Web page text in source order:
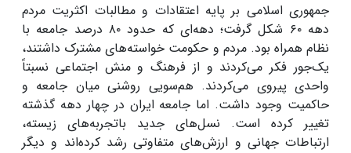
جمهوری اسلامی بر پایه اعتقادات و مطالبات اکثریت مردم
دهه۶۰ شکل گرفت؛ دهه‌ای که حدود۸۰‌ درصد جامعه با
نظام همراه بود. مردم و حکومت خواسته‌های مشترک داشتند،
یک‌جور فکر می‌کردند و از فرهنگ و منش اجتماعی نسبتاً
واحدی پیروی می‌کردند. هم‌سویی روشنی میان جامعه و
حاکمیت وجود داشت. اما جامعه ایران در چهار دهه گذشته
تغییر کرده است. نسل‌های جدید باتجربه‌های زیسته،
ارتباطات جهانی و ارزش‌های متفاوتی رشد کرده‌اند و دیگر